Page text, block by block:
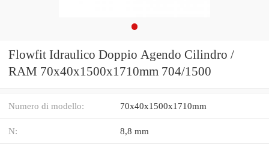
Flowfit Idraulico Doppio Agendo Cilindro /
RAM 70x40x1500x1710mm 704/1500
Numero di modello: 70x40x1500x1710mm
N: 8,8 mm